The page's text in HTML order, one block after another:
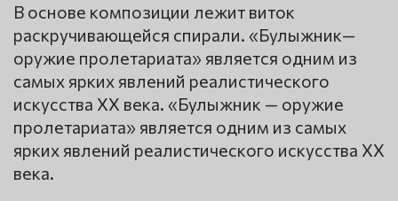
В основе композиции лежит виток
раскручивающейся спирали. «Булыжник—
оружие пролетариата» является одним из
самых ярких явлений реалистического
искусства XX века. «Булыжник — оружие
пролетариата» является одним из самых
ярких явлений реалистического искусства XX
века.